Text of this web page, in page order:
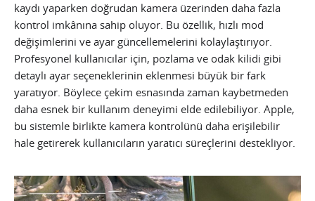
kaydı yaparken doğrudan kamera üzerinden daha fazla
kontrol imkânına sahip oluyor. Bu özellik, hızlı mod
değişimlerini ve ayar güncellemelerini kolaylaştırıyor.
Profesyonel kullanıcılar için, pozlama ve odak kilidi gibi
detaylı ayar seçeneklerinin eklenmesi büyük bir fark
yaratıyor. Böylece çekim esnasında zaman kaybetmeden
daha esnek bir kullanım deneyimi elde edilebiliyor. Apple,
bu sistemle birlikte kamera kontrolünü daha erişilebilir
hale getirerek kullanıcıların yaratıcı süreçlerini destekliyor.